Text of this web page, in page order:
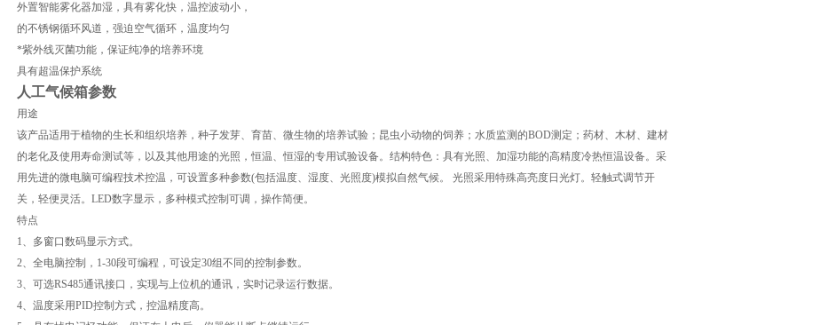
外置智能雾化器加湿，具有雾化快，温控波动小，
的不锈钢循环风道，强迫空气循环，温度均匀
*紫外线灭菌功能，保证纯净的培养环境
具有超温保护系统
人工气候箱参数
用途
该产品适用于植物的生长和组织培养，种子发芽、育苗、微生物的培养试验；昆虫小动物的饲养；水质监测的BOD测定；药材、木材、建材
的老化及使用寿命测试等，以及其他用途的光照，恒温、恒湿的专用试验设备。结构特色：具有光照、加湿功能的高精度冷热恒温设备。采
用先进的微电脑可编程技术控温，可设置多种参数(包括温度、湿度、光照度)模拟自然气候。 光照采用特殊高亮度日光灯。轻触式调节开
关，轻便灵活。LED数字显示，多种模式控制可调，操作简便。
特点
1、多窗口数码显示方式。
2、全电脑控制，1-30段可编程，可设定30组不同的控制参数。
3、可选RS485通讯接口，实现与上位机的通讯，实时记录运行数据。
4、温度采用PID控制方式，控温精度高。